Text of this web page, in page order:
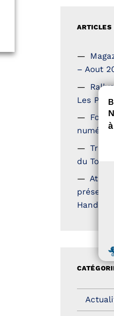
ARTICLES
– Aout
Les
du
Atout
Handicap